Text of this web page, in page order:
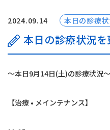
はじめての方へ
診療案内
よくあるご質問
お知らせ
2024.09.14 本日の診療
本日の診療状況
〜本日9月14日(土)の診療状況〜
【治療 • メインテナンス】